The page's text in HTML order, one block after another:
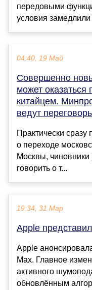
передовыми
условия
04:40, 19 Май
Совершенно
может
китайцем.
ведут
Практически сразу
о переходе
Москвы, чиновники
говорить о т...
19:34, 31 Мар
Apple
Apple
Max. Главное
активного
обновлённым